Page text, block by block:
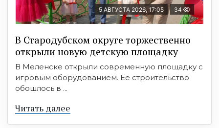
5 АВГУСТА 2026, 17:05 34
В Стародубском округе торжественно
открыли новую детскую площадку
В Меленске открыли современную площадку с
игровым оборудованием. Ее строительство
обошлось в ...
Читать далее